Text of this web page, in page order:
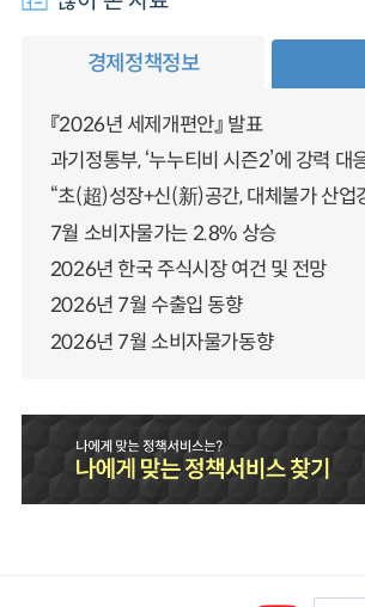
경제정책정보
『2026년 세제개편안』 발표
과기정통부, ‘누누티비 시즌2’에 강력 대
“초(超)성장+신(新)공간, 대체불가 산업
7월 소비자물가는 2.8% 상승
2026년 한국 주식시장 여건 및 전망
2026년 7월 수출입 동향
2026년 7월 소비자물가동향